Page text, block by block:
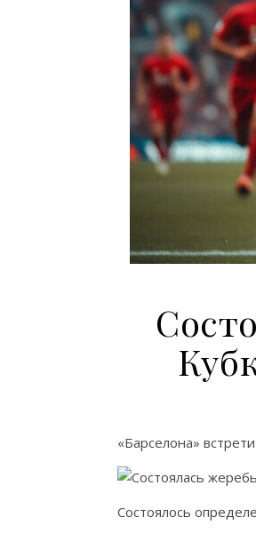
«Барселона»
Состоялось